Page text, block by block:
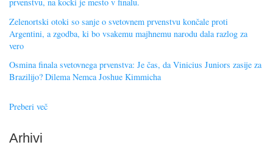
Zelenortski otoki so sanje o svetovnem prvenstvu končale proti
Argentini, a zgodba, ki bo vsakemu majhnemu narodu dala razlog za
vero
Osmina finala svetovnega prvenstva: Je čas, da Vinicius Juniors zasije za
Brazilijo? Dilema Nemca Joshue Kimmicha
Preberi več
Arhivi